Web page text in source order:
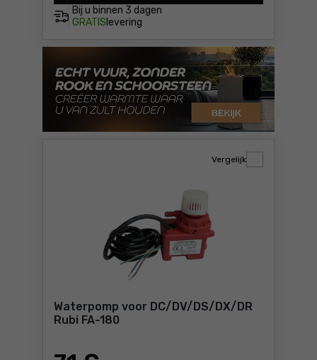
Bij u binnen 3 dagen
GRATIS levering
Waterpomp voor DC/DV/DS/DX/DR
Rubi FA-180
Vergelijk